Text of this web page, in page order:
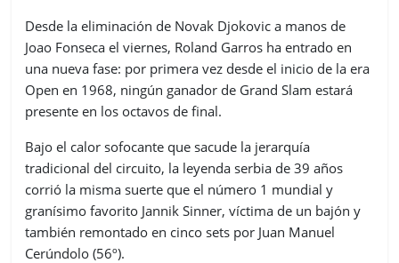
Desde la eliminación de Novak Djokovic a manos de
Joao Fonseca el viernes, Roland Garros ha entrado en
una nueva fase: por primera vez desde el inicio de la era
Open en 1968, ningún ganador de Grand Slam estará
presente en los octavos de final.
Bajo el calor sofocante que sacude la jerarquía
tradicional del circuito, la leyenda serbia de 39 años
corrió la misma suerte que el número 1 mundial y
granísimo favorito Jannik Sinner, víctima de un bajón y
también remontado en cinco sets por Juan Manuel
Cerúndolo (56º).